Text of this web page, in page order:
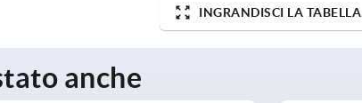
INGRANDISCI LA TABELLA
anche